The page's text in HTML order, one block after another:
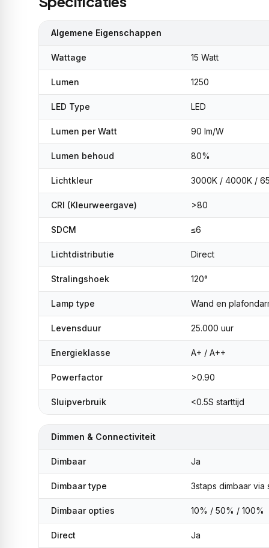
Algemene Eigenschappen
Wattage 15 Watt
Lumen 1250
LED Type LED
Lumen per Watt 90 lm/W
Lumen behoud 80%
Lichtkleur 3000K / 4000K /
CRI (Kleurweergave) >80
SDCM ≤6
Lichtdistributie Direct
Stralingshoek 120°
Lamp type Wand en
Levensduur 25.000 uur
Energieklasse A+ / A++
Powerfactor >0.90
Sluipverbruik <0.5S starttijd
Dimmen & Connectiviteit
Dimbaar Ja
Dimbaar type 3staps dimbaar via
Dimbaar opties 10% / 50% / 100%
Direct Ja